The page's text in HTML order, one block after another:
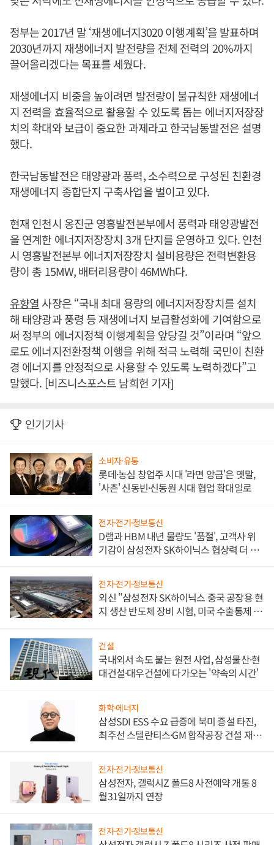
정부는 2017년 말 ‘재생에너지3020 이행계획’을 발표하며
2030년까지 재생에너지 발전량을 전체 전력의 20%까지
끌어올리겠다는 목표를 세웠다.
재생에너지 비중을 높이려면 발전량이 불규칙한 재생에너
지 전력을 효율적으로 활용할 수 있도록 돕는 에너지저장장
치의 확대와 보급이 중요한 과제라고 한국남동발전은 설명
했다.
한국남동발전은 태양광과 풍력, 소수력으로 구성된 친환경
재생에너지 종합단지 구축사업을 벌이고 있다.
현재 인천시 옹진군 영흥발전본부에서 풍력과 태양광발전
을 연계한 에너지저장장치 3개 단지를 운영하고 있다. 인천
시 영흥발전본부 에너지저장장치 설비용량은 전력변환용
량이 총 15MW, 배터리용량이 46MWh다.
유향열 사장은 “국내 최대 용량의 에너지저장장치를 설치
해 태양광과 풍령 등 재생에너지 보급활성화에 기여함으로
써 정부의 에너지정책 이행계획을 앞당길 것”이라며 “앞으
로도 에너지전환정책 이행을 위해 적극 노력해 국민이 친환
경 에너지를 안정적으로 사용할 수 있도록 노력하겠다”고
말했다. [비즈니스포스트 남희헌 기자]
인기기사
소비자·유통
롯데·농심 창업주 시대 '라면 앙금'은 옛말,
'사촌' 신동빈·신동원 시대 협업 확대일로
전자·전기·정보통신
D램과 HBM 내년 물량도 '품절', 고객사 위
기감이 삼성전자 SK하이닉스 협상력 더 키
전자·전기·정보통신
외신 "삼성전자 SK하이닉스 중국 공장용 현
지 생산 반도체 장비 시험, 미국 수출통제 대
건설
국내외서 속도 붙는 원전 사업, 삼성물산·현
대건설·대우건설에 다가오는 '약속의 시간'
화학·에너지
삼성SDI ESS 수요 급증에 북미 증설 타진,
최주선 스텔란티스·GM 합작공장 건설 재추
전자·전기·정보통신
삼성전자, 갤럭시Z 폴드8 사전예약 개통 8
월31일까지 연장
전자·전기·정보통신